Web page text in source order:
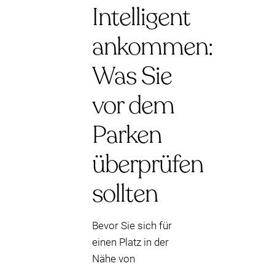
Intelligent
ankommen:
Was Sie
vor dem
Parken
überprüfen
sollten
Bevor Sie sich für
einen Platz in der
Nähe von